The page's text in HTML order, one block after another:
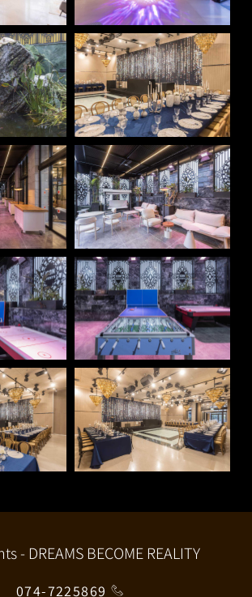
- DREAMS BECOME REALITY
074-7225869